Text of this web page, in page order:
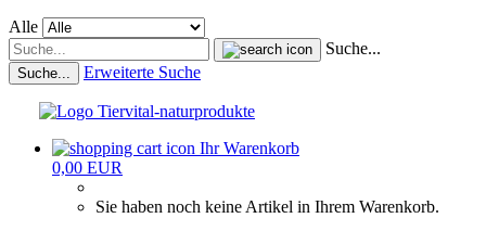
Alle
Suche...
Suche... Erweiterte Suche
Ihr Warenkorb
0,00 EUR
Sie haben noch keine Artikel in Ihrem Warenkorb.